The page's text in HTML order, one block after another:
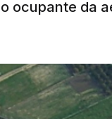
ocupante da